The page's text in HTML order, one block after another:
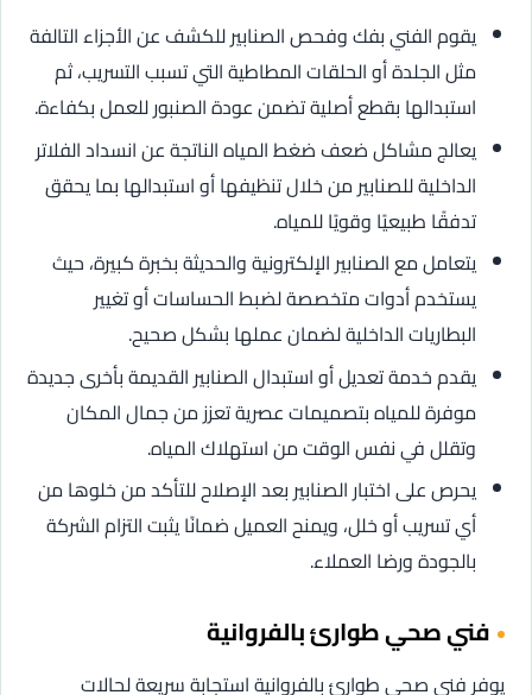
يقوم الفني بفك وفحص الصنابير للكشف عن الأجزاء التالفة
مثل الجلدة أو الحلقات المطاطية التي تسبب التسريب، ثم
استبدالها بقطع أصلية تضمن عودة الصنبور للعمل بكفاءة.
يعالج مشاكل ضعف ضغط المياه الناتجة عن انسداد الفلاتر
الداخلية للصنابير من خلال تنظيفها أو استبدالها بما يحقق
تدفقًا طبيعيًا وقويًا للمياه.
يتعامل مع الصنابير الإلكترونية والحديثة بخبرة كبيرة، حيث
يستخدم أدوات متخصصة لضبط الحساسات أو تغيير
البطاريات الداخلية لضمان عملها بشكل صحيح.
يقدم خدمة تعديل أو استبدال الصنابير القديمة بأخرى جديدة
موفرة للمياه بتصميمات عصرية تعزز من جمال المكان
وتقلل في نفس الوقت من استهلاك المياه.
يحرص على اختبار الصنابير بعد الإصلاح للتأكد من خلوها من
أي تسريب أو خلل، ويمنح العميل ضمانًا يثبت التزام الشركة
بالجودة ورضا العملاء.
فني صحي طوارئ بالفروانية
يوفر فني صحي طوارئ بالفروانية استجابة سريعة لحالات